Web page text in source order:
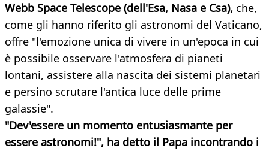
Webb Space Telescope (dell'Esa, Nasa e Csa), che,
come gli hanno riferito gli astronomi del Vaticano,
offre "l'emozione unica di vivere in un'epoca in cui
è possibile osservare l'atmosfera di pianeti
lontani, assistere alla nascita dei sistemi planetari
e persino scrutare l'antica luce delle prime
galassie".
"Dev'essere un momento entusiasmante per
essere astronomi!", ha detto il Papa incontrando i